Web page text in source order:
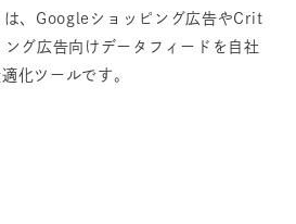
は、Googleショッピング広告やCrit
グ広告向けデータフィードを自社
化ツールです。